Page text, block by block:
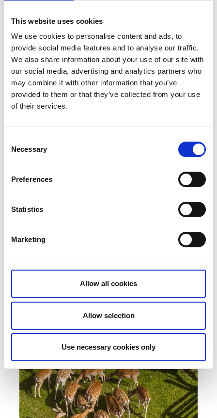
This website uses cookies
We use cookies to personalise content and ads, to
provide social media features and to analyse our traffic.
We also share information about your use of our site with
our social media, advertising and analytics partners who
may combine it with other information that you’ve
provided to them or that they’ve collected from your use
of their services.
Selection
Necessary
Preferences
Statistics
Marketing
Allow all cookies
Allow selection
Use necessary cookies only
Islanna trädhushotell
beläget 6,5 meter upp i en vacker ek. Inbäddad i
Islanna